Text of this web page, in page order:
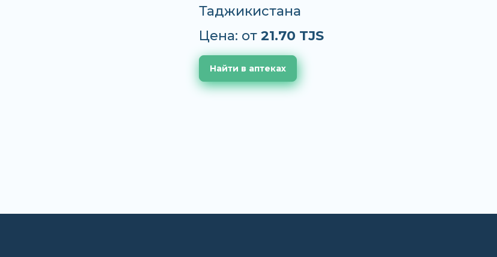
Таджикистана
Цена: от 21.70 TJS
Найти в аптеках